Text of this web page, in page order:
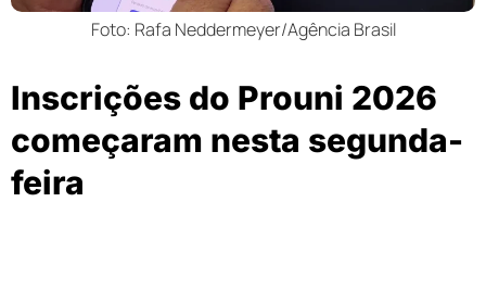
Foto: Rafa Neddermeyer/Agência Brasil
Inscrições do Prouni 2026
começaram nesta segunda-
feira